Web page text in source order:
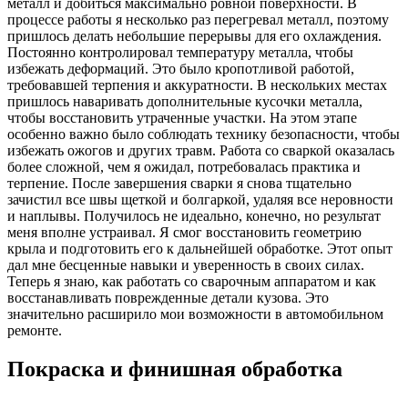
металл и добиться максимально ровной поверхности. В
процессе работы я несколько раз перегревал металл, поэтому
пришлось делать небольшие перерывы для его охлаждения.
Постоянно контролировал температуру металла, чтобы
избежать деформаций. Это было кропотливой работой,
требовавшей терпения и аккуратности. В нескольких местах
пришлось наваривать дополнительные кусочки металла,
чтобы восстановить утраченные участки. На этом этапе
особенно важно было соблюдать технику безопасности, чтобы
избежать ожогов и других травм. Работа со сваркой оказалась
более сложной, чем я ожидал, потребовалась практика и
терпение. После завершения сварки я снова тщательно
зачистил все швы щеткой и болгаркой, удаляя все неровности
и наплывы. Получилось не идеально, конечно, но результат
меня вполне устраивал. Я смог восстановить геометрию
крыла и подготовить его к дальнейшей обработке. Этот опыт
дал мне бесценные навыки и уверенность в своих силах.
Теперь я знаю, как работать со сварочным аппаратом и как
восстанавливать поврежденные детали кузова. Это
значительно расширило мои возможности в автомобильном
ремонте.
Покраска и финишная обработка